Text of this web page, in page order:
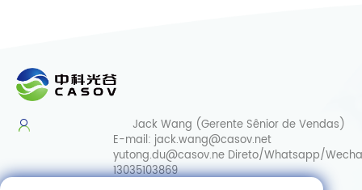
Jack Wang (Gerente Sênior de Vendas)
E-mail: jack.wang@casov.net
yutong.du@casov.ne Direto/Whatsapp/
13035103869